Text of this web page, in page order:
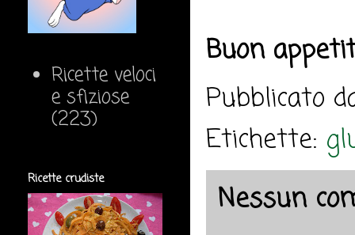
Buon
Pubblicato
Etichette:
Nessun
Ricette veloci
e sfiziose
(223)
Ricette crudiste